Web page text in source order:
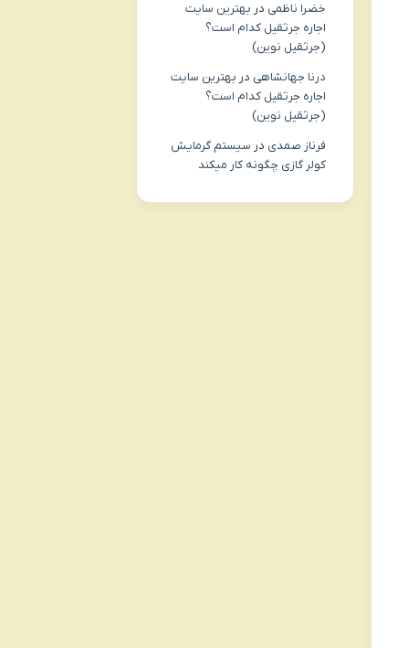
خضرا ناظمی در بهترین سایت
اجاره جرثقیل کدام است؟
(جرثقیل نوین)
درنا جهانشاهی در بهترین سایت
اجاره جرثقیل کدام است؟
(جرثقیل نوین)
فرناز صمدی در سیستم گرمایش
کولر گازی چگونه کار میکند